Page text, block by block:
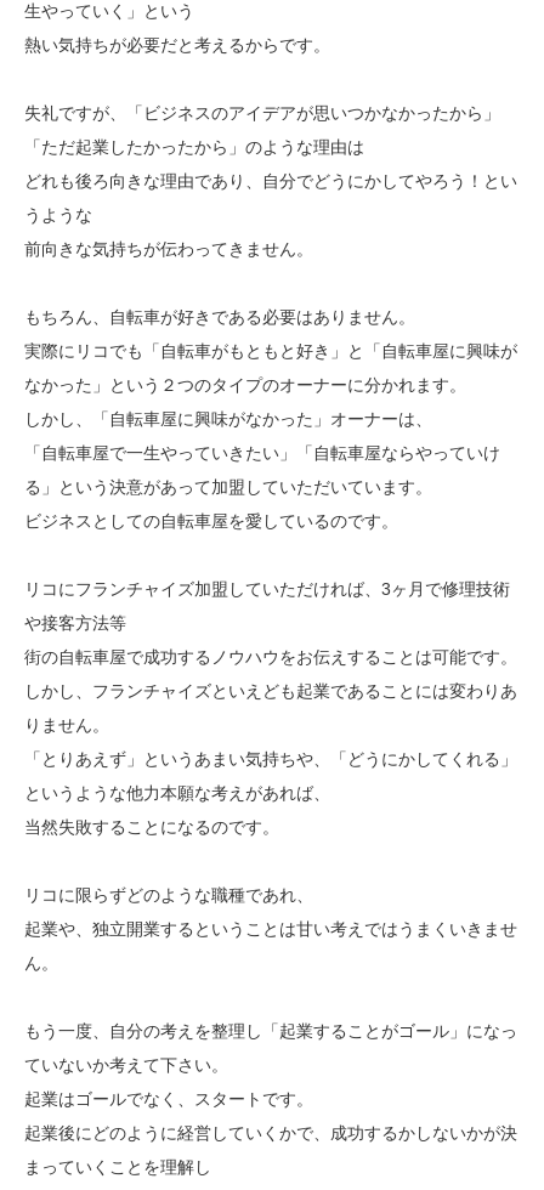
生やっていく」という
熱い気持ちが必要だと考えるからです。
失礼ですが、「ビジネスのアイデアが思いつかなかったから」
「ただ起業したかったから」のような理由は
どれも後ろ向きな理由であり、自分でどうにかしてやろう！とい
うような
前向きな気持ちが伝わってきません。
もちろん、自転車が好きである必要はありません。
実際にリコでも「自転車がもともと好き」と「自転車屋に興味が
なかった」という２つのタイプのオーナーに分かれます。
しかし、「自転車屋に興味がなかった」オーナーは、
「自転車屋で一生やっていきたい」「自転車屋ならやっていけ
る」という決意があって加盟していただいています。
ビジネスとしての自転車屋を愛しているのです。
リコにフランチャイズ加盟していただければ、3ヶ月で修理技術
や接客方法等
街の自転車屋で成功するノウハウをお伝えすることは可能です。
しかし、フランチャイズといえども起業であることには変わりあ
りません。
「とりあえず」というあまい気持ちや、「どうにかしてくれる」
というような他力本願な考えがあれば、
当然失敗することになるのです。
リコに限らずどのような職種であれ、
起業や、独立開業するということは甘い考えではうまくいきませ
ん。
もう一度、自分の考えを整理し「起業することがゴール」になっ
ていないか考えて下さい。
起業はゴールでなく、スタートです。
起業後にどのように経営していくかで、成功するかしないかが決
まっていくことを理解し